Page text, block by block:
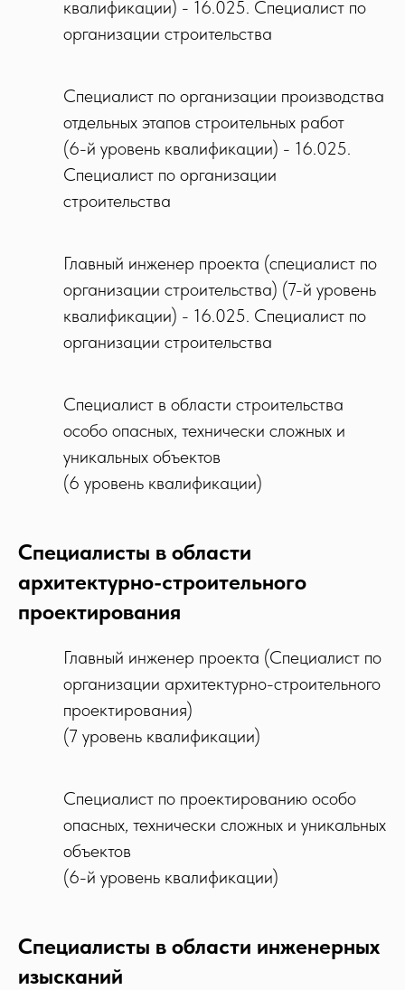
квалификации) - 16.025. Специалист по
организации строительства
Специалист по организации производства
отдельных этапов строительных работ
(6-й уровень квалификации) - 16.025.
Специалист по организации
строительства
Главный инженер проекта (специалист по
организации строительства) (7-й уровень
квалификации) - 16.025. Специалист по
организации строительства
Специалист в области строительства
особо опасных, технически сложных и
уникальных объектов
(6 уровень квалификации)
Специалисты в области
архитектурно-строительного
проектирования
Главный инженер проекта (Специалист по
организации архитектурно-строительного
проектирования)
(7 уровень квалификации)
Специалист по проектированию особо
опасных, технически сложных и уникальных
объектов
(6-й уровень квалификации)
Специалисты в области инженерных
изысканий